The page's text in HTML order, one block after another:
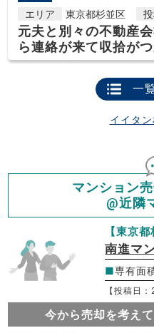
エリア
東京都杉並区
元夫と別々の不動産
ら連絡が来て収拾が
一
イイタ
マンション
@近隣
【東京都
南進マ
■専有面
【投稿日
今から売却を考え